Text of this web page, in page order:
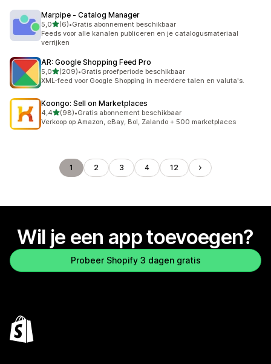
Marpipe ‑ Catalog Manager
5,0van 5 sterren
(6)
6 recensies in totaal
•Gratis abonnement beschikbaar
Feeds voor alle kanalen publiceren en je catalogusmateriaal
verrijken
AR: Google Shopping Feed Pro
5,0van 5 sterren
(209)
209 recensies in totaal
•Gratis proefperiode beschikbaar
XML-feed voor Google Shopping in meerdere talen en valuta's.
Koongo: Sell on Marketplaces
4,4van 5 sterren
(98)
98 recensies in totaal
•Gratis abonnement beschikbaar
Verkoop op Amazon, eBay, Bol, Zalando + 500 marketplaces
1 2 3 4 12
Wil je een app toevoegen?
Probeer Shopify 3 dagen gratis